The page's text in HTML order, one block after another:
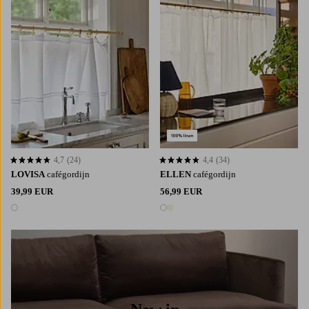
LOVISA cafégordijn
39,99 EUR
1 kleur
4,7 op basis van 24 beoordelingen
4,7 (24)
ELLEN cafégordijn
56,99 EUR
2 kleuren
4,4 op basis van 34 beoordelingen
4,4 (34)